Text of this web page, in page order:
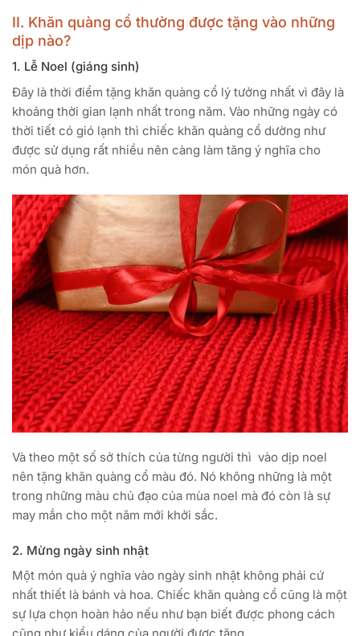
II. Khăn quàng cổ thường được tặng vào những
dịp nào?
1. Lễ Noel (giáng sinh)
Đây là thời điểm tặng khăn quàng cổ lý tưởng nhất vì đây là
khoảng thời gian lạnh nhất trong năm. Vào những ngày có
thời tiết có gió lạnh thì chiếc khăn quàng cổ dường như
được sử dụng rất nhiều nên càng làm tăng ý nghĩa cho
món quà hơn.
Và theo một số sở thích của từng người thì vào dịp noel
nên tặng khăn quàng cổ màu đó. Nó không những là một
trong những màu chủ đạo của mùa noel mà đó còn là sự
may mắn cho một năm mới khởi sắc.
2. Mừng ngày sinh nhật
Một món quà ý nghĩa vào ngày sinh nhật không phải cứ
nhất thiết là bánh và hoa. Chiếc khăn quàng cổ cũng là một
sự lựa chọn hoàn hảo nếu như bạn biết được phong cách